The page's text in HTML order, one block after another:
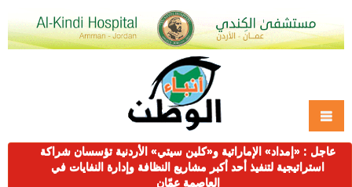
عاجل : «إمداد» الإماراتية و«كلين سيتي» الأردنية تؤسسان شراكة
استراتيجية لتنفيذ أحد أكبر مشاريع النظافة وإدارة النفايات في
العاصمة عمّان